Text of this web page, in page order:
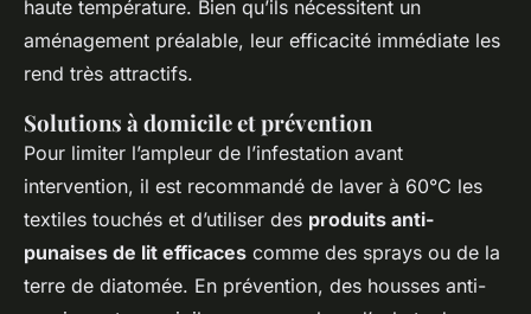
haute température. Bien qu’ils nécessitent un
aménagement préalable, leur efficacité immédiate les
rend très attractifs.
Solutions à domicile et prévention
Pour limiter l’ampleur de l’infestation avant
intervention, il est recommandé de laver à 60°C les
textiles touchés et d’utiliser des produits anti-
punaises de lit efficaces comme des sprays ou de la
terre de diatomée. En prévention, des housses anti-